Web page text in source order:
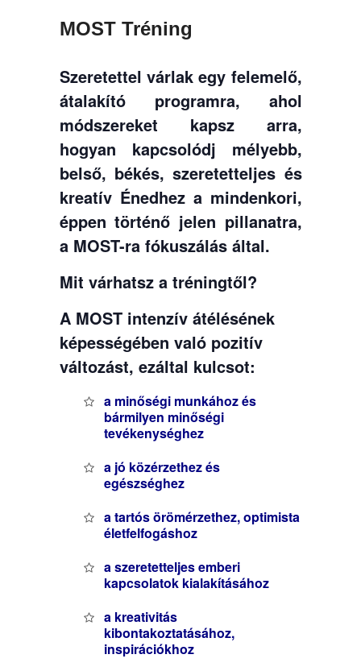
MOST Tréning
Szeretettel várlak egy felemelő,
átalakító programra, ahol
módszereket kapsz arra,
hogyan kapcsolódj mélyebb,
belső, békés, szeretetteljes és
kreatív Énedhez a mindenkori,
éppen történő jelen pillanatra,
a MOST-ra fókuszálás által.
Mit várhatsz a tréningtől?
A MOST intenzív átélésének
képességében való pozitív
változást, ezáltal kulcsot:
a minőségi munkához és
bármilyen minőségi
tevékenységhez
a jó közérzethez és
egészséghez
a tartós örömérzethez, optimista
életfelfogáshoz
a szeretetteljes emberi
kapcsolatok kialakításához
a kreativitás
kibontakoztatásához,
inspirációkhoz